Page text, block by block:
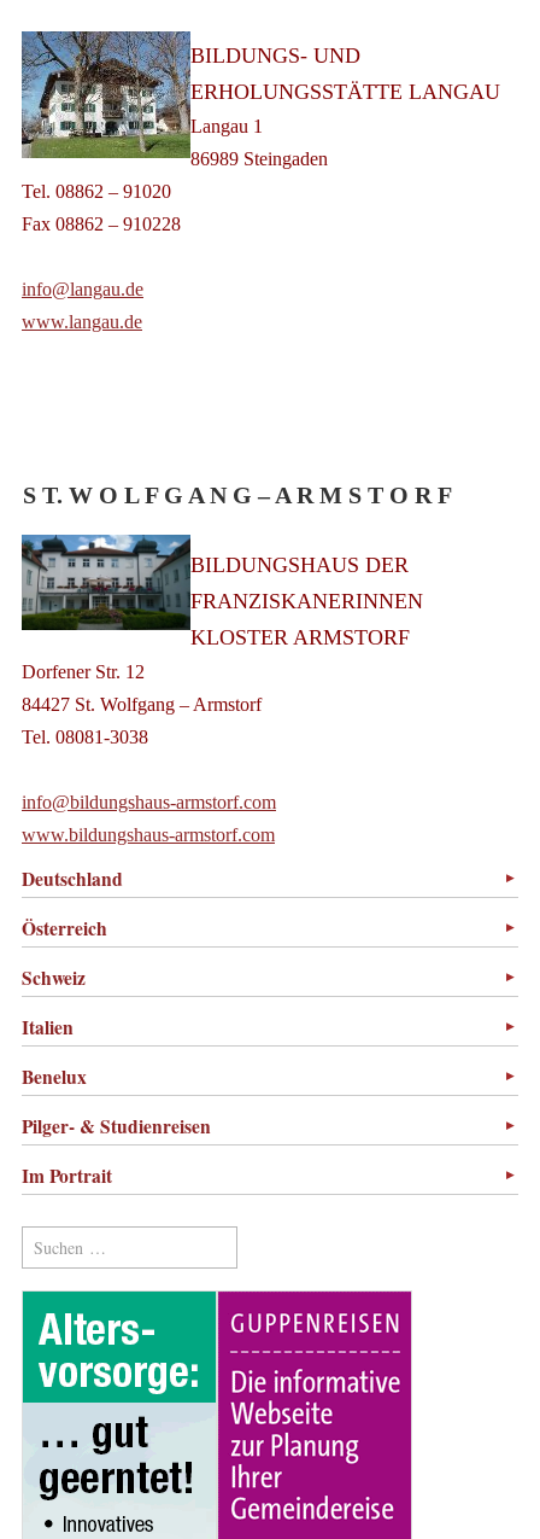
Deutschland
Österreich
Schweiz
Italien
Benelux
Pilger- & Studienreisen
Im Portrait
BILDUNGS- UND
ERHOLUNGSSTÄTTE LANGAU
Langau 1
86989 Steingaden
Tel. 08862 – 91020
Fax 08862 – 910228
info@langau.de
www.langau.de
S T. W O L F G A N G – A R M S T O R F
BILDUNGSHAUS DER
FRANZISKANERINNEN
KLOSTER ARMSTORF
Dorfener Str. 12
84427 St. Wolfgang – Armstorf
Tel. 08081-3038
info@bildungshaus-armstorf.com
www.bildungshaus-armstorf.com
Suchen
nach: